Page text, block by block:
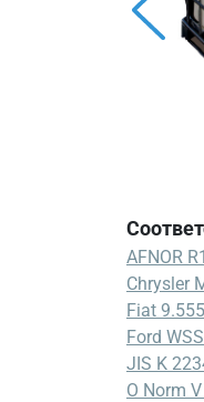
AFNOR
Chrysler
Fiat
Ford
JIS K
O Norm